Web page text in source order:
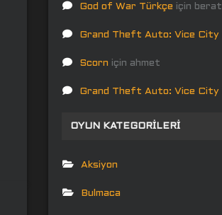
God of War Türkçe için berat
Grand Theft Auto: Vice City
Scorn için ahmet
Grand Theft Auto: Vice City
OYUN KATEGORILERI
Aksiyon
Bulmaca